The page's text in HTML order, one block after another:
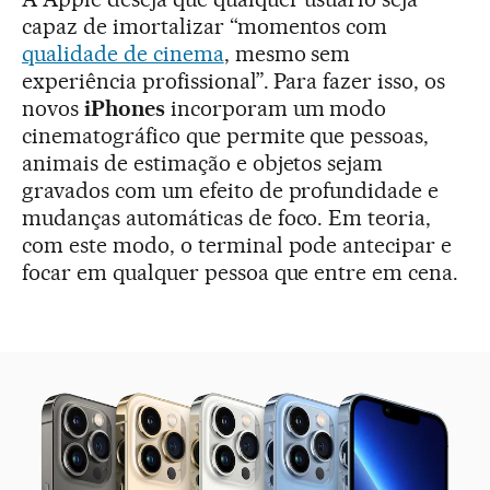
capaz de imortalizar “momentos com
qualidade de cinema, mesmo sem
experiência profissional”. Para fazer isso, os
novos iPhonesincorporam um modo
cinematográfico que permite que pessoas,
animais de estimação e objetos sejam
gravados com um efeito de profundidade e
mudanças automáticas de foco. Em teoria,
com este modo, o terminal pode antecipar e
focar em qualquer pessoa que entre em cena.